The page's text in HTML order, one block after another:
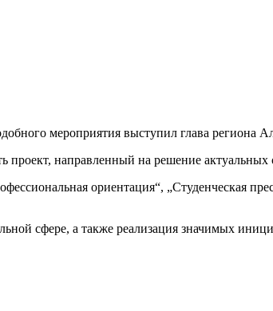
мероприятия выступил глава региона
проект, направленный на решение
ориентация“, „Студенческая
сфере, а также реализация значимых